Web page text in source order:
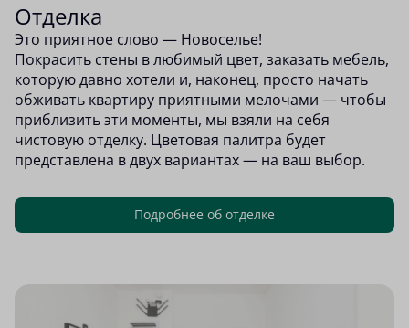
Отделка
Это приятное слово — Новоселье!
Покрасить стены в любимый цвет, заказать мебель,
которую давно хотели и, наконец, просто начать
обживать квартиру приятными мелочами — чтобы
приблизить эти моменты, мы взяли на себя
чистовую отделку. Цветовая палитра будет
представлена в двух вариантах — на ваш выбор.
Подробнее об отделке